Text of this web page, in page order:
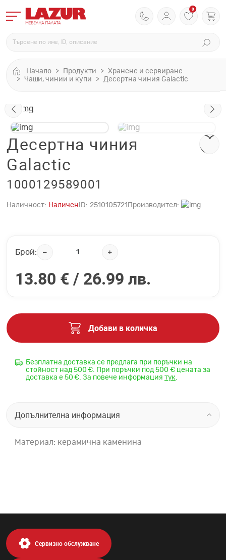
0
Начало Продукти
Хранене и сервиране
Чаши, чинии и купи
Десертна чиния Galactic
Десертна чиния
Galactic
1000129589001
Наличност: Наличен ID: 2510105721 Производител:
Брой:
13.80 € / 26.99 лв.
Добави в количка
Безплатна доставка се предлага при поръчки на
стойност над 500 €. При поръчки под 500 € цената за
доставка е 50 €. За повече информация тук.
Допълнителна информация
Материал: керамична каменина
Сервизно обслужване